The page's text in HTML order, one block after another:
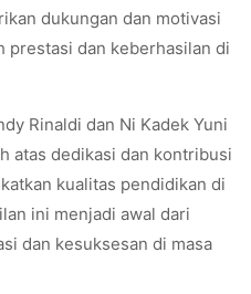
dukungan dan motivasi
prestasi dan keberhasilan di
Rinaldi dan Ni Kadek Yuni
atas dedikasi dan kontribusi
kualitas pendidikan di
ini menjadi awal dari
dan kesuksesan di masa